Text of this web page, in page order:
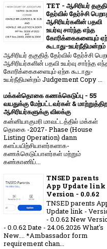
TET - ஆசிரியர்
தேர்வில் தேர்ச்சி
ஆசிரியர்களின் பதவி
உயர்வு சார்ந்த எந்த
கோரிக்கைகளையும்
கூடாது-உயர்நீதிமன்றம்
ஆசிரியர் தகுதித் தேர்வில் தேர்ச்சி
ஆசிரியர்களின் பதவி உயர்வு சார்ந்த
கோரிக்கைகளையும் ஏற்க கூடாது-
உயர்நீதிமன்றம் Judgement Copy ...
மக்கள்தொகை கணக்கெடுப்பு - 55
வயதுக்கு மேற்பட்டவர்கள் &
ஆசிரியர்களுக்கு விலக்கு
கன்னியாகுமரி மாவட்டத்தில் மக்கள்
தொகை -2027- Phase (House
Listing Operation) dann
களப்பயிற்சியாளர்களாக-
கணக்கெடுப்பாளர்கள் மற்றும்
கண்காணிப்...
TNSED parents
App Update link
Version - 0.0.62
TNSED parents
Update link -
- 0.0.62 New
- 0.0.62 Date - 24.06.2026 What's
New.... *Ambassador form
requirement chan...